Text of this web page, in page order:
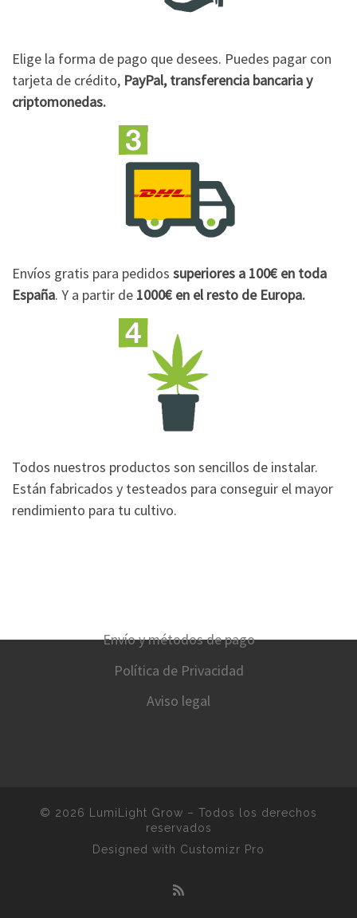
Elige la forma de pago que desees. Puedes pagar con
tarjeta de crédito, PayPal, transferencia bancaria y
criptomonedas.
Envíos gratis para pedidos superiores a 100€ en toda
España. Y a partir de 1000€ en el resto de Europa.
Todos nuestros productos son sencillos de instalar.
Están fabricados y testeados para conseguir el mayor
rendimiento para tu cultivo.
Envío y métodos de pago
Política de Privacidad
Aviso legal
© 2026 LumiLight Grow – Todos los derechos
reservados
Designed with Customizr Pro